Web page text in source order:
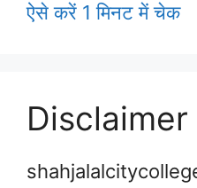
ऐसे करें 1 मिनट में चेक
Disclaimer